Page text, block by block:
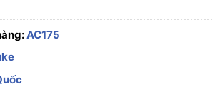
AC175